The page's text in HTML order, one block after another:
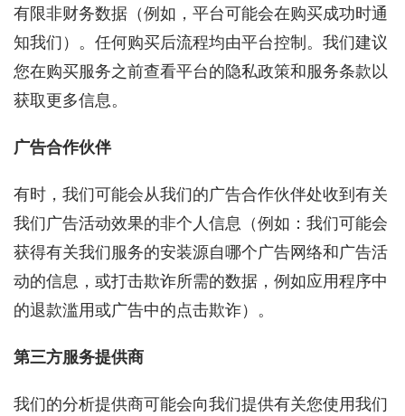
有限非财务数据（例如，平台可能会在购买成功时通
知我们）。任何购买后流程均由平台控制。我们建议
您在购买服务之前查看平台的隐私政策和服务条款以
获取更多信息。
广告合作伙伴
有时，我们可能会从我们的广告合作伙伴处收到有关
我们广告活动效果的非个人信息（例如：我们可能会
获得有关我们服务的安装源自哪个广告网络和广告活
动的信息，或打击欺诈所需的数据，例如应用程序中
的退款滥用或广告中的点击欺诈）。
第三方服务提供商
我们的分析提供商可能会向我们提供有关您使用我们